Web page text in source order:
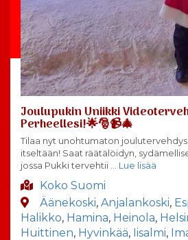
Joulupukin Uniikki
Perheellesi!🌟🎅📹🎄
Tilaa nyt unohtumaton
itseltään! Saat räätälöidyn,
jossa Pukki tervehtii … Lue lisää
Koko Suomi
Äänekoski, Anjalankoski,
Halikko, Hamina, Heinola,
Huittinen, Hyvinkää, Iisalmi,